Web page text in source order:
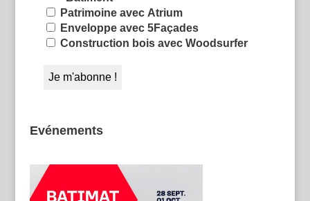
Patrimoine avec Atrium
Enveloppe avec 5Façades
Construction bois avec Woodsurfer
Evénements